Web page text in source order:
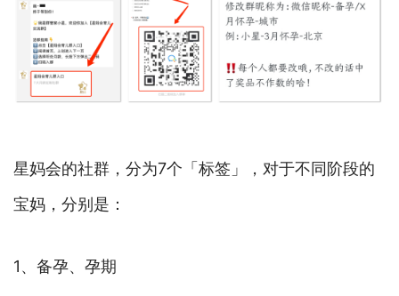
星妈会的社群，分为7个「标签」，对于不同阶段的
宝妈，分别是：
1、备孕、孕期